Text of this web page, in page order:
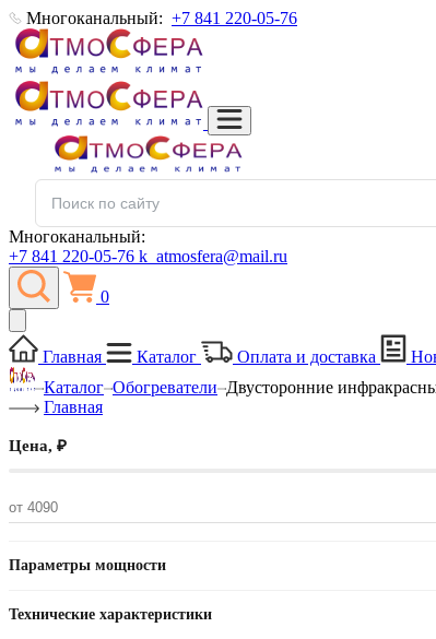
Многоканальный: +7 841 220-05-76
Многоканальный:
+7 841 220-05-76 k_atmosfera@mail.ru
0
Главная Каталог Оплата и доставка
Каталог Обогреватели Двусторонние
Главная
Цена, ₽
Параметры мощности
Технические характеристики